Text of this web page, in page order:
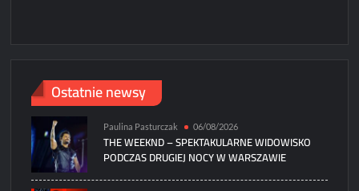
Ostatnie newsy
Paulina Pasturczak 06/08/2026
THE WEEKND – SPEKTAKULARNE WIDOWISKO
PODCZAS DRUGIEJ NOCY W WARSZAWIE